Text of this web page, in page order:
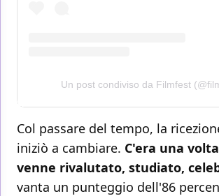
Un post condiviso da Filmfest
Col passare del tempo, la
iniziò a cambiare. C'era una
venne rivalutato, studiato,
vanta un punteggio dell'86